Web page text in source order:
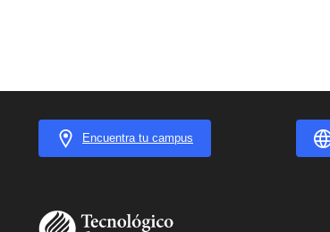
Encuentra tu campus